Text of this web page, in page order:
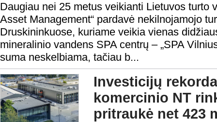
Daugiau nei 25 metus veikianti Lietuvos turto
Asset Management“ pardavė nekilnojamojo
Druskininkuose, kuriame veikia vienas
mineralinio vandens SPA centrų – „SPA
suma neskelbiama, tačiau b...
Investicijų
komercinio NT
pritraukė net 423